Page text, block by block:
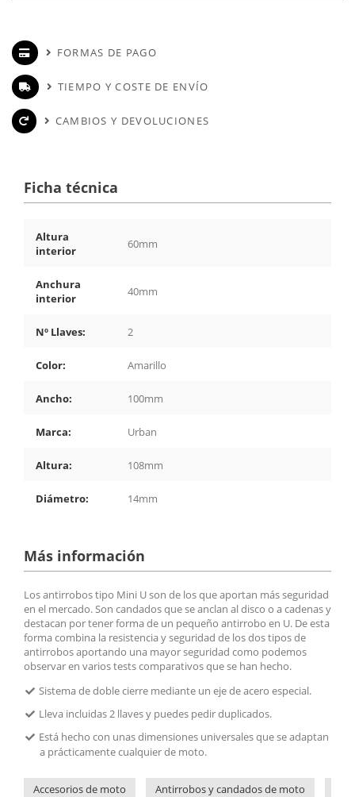
FORMAS DE PAGO
TIEMPO Y COSTE DE ENVÍO
CAMBIOS Y DEVOLUCIONES
Ficha técnica
Altura
interior
60mm
Anchura
interior
40mm
Nº Llaves: 2
Color: Amarillo
Ancho: 100mm
Marca: Urban
Altura: 108mm
Diámetro: 14mm
Más información
Los antirrobos tipo Mini U son de los que aportan más seguridad
en el mercado. Son candados que se anclan al disco o a cadenas y
destacan por tener forma de un pequeño antirrobo en U. De esta
forma combina la resistencia y seguridad de los dos tipos de
antirrobos aportando una mayor seguridad como podemos
observar en varios tests comparativos que se han hecho.
Sistema de doble cierre mediante un eje de acero especial.
Lleva incluidas 2 llaves y puedes pedir duplicados.
Está hecho con unas dimensiones universales que se adaptan
a prácticamente cualquier de moto.
Accesorios de moto Antirrobos y candados de moto